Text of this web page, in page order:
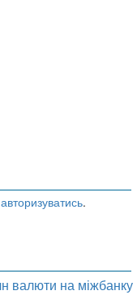
авторизуватись.